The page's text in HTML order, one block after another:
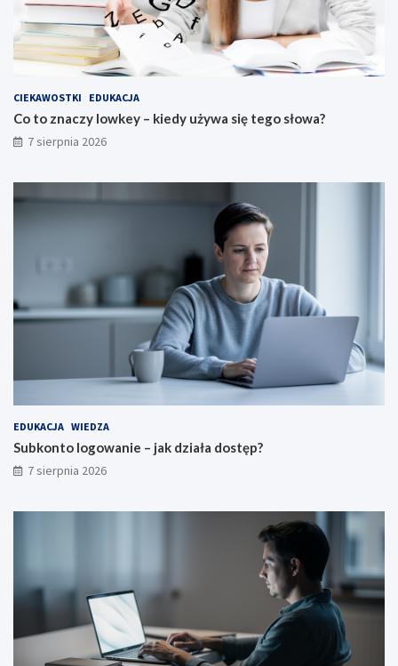
CIEKAWOSTKI EDUKACJA
Co to znaczy lowkey – kiedy używa się tego słowa?
7 sierpnia 2026
EDUKACJA WIEDZA
Subkonto logowanie – jak działa dostęp?
7 sierpnia 2026